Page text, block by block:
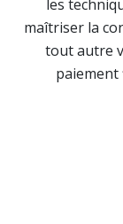
les
maîtriser la
tout autre
paiement